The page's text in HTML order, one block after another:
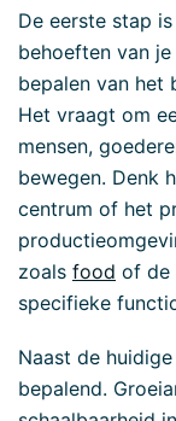
De eerste stap
behoeften van
bepalen van het
Het vraagt om
mensen,
bewegen. Denk
centrum of het
zoals food of de
specifieke
Naast de
bepalend.